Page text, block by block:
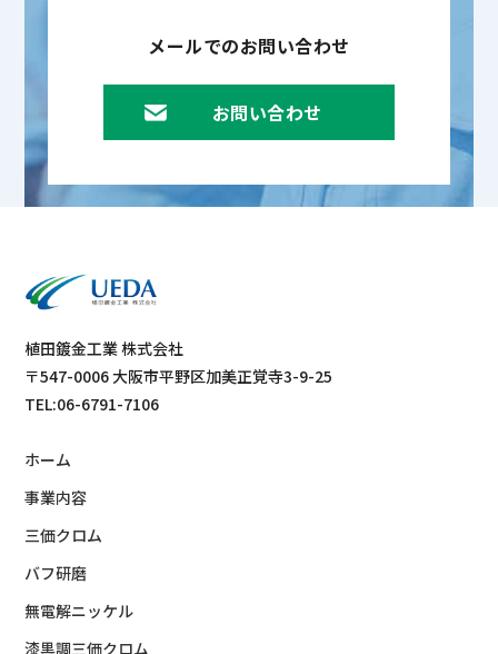
メールでのお問い合わせ
お問い合わせ
植田鍍金工業 株式会社
〒547-0006 大阪市平野区加美正覚寺3-9-25
TEL:06-6791-7106
ホーム
事業内容
三価クロム
バフ研磨
無電解ニッケル
漆黒調三価クロム